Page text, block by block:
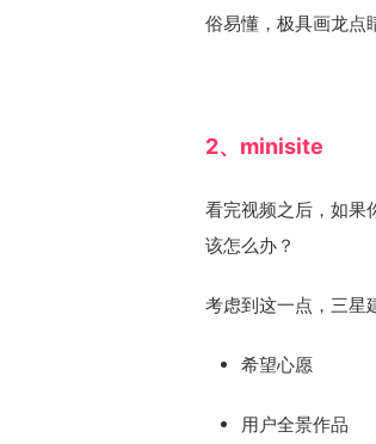
俗易懂，极具画龙点
2、minisite
看完视频之后，如果
该怎么办？
考虑到这一点，三星
希望心愿
用户全景作品